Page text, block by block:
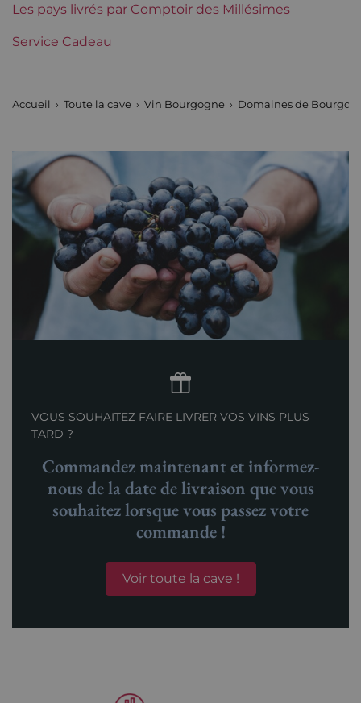
Région Bourgogne
Domaines de Bourgogne
Les pays livrés par Comptoir des Millésimes
Service Cadeau
Accueil Toute la cave Vin Bourgogne Domaines de
VOUS SOUHAITEZ FAIRE LIVRER VOS VINS PLUS
TARD ?
Commandez maintenant et informez-
nous de la date de livraison que vous
souhaitez lorsque vous passez votre
commande !
Voir toute la cave !